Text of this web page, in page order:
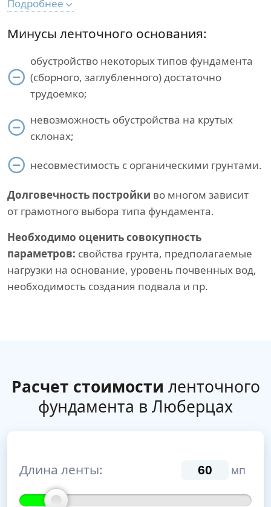
Подробнее
Минусы ленточного основания:
обустройство некоторых типов фундамента
(сборного, заглубленного) достаточно
трудоемко;
невозможность обустройства на крутых
склонах;
несовместимость с органическими грунтами.
Долговечность постройки во многом зависит
от грамотного выбора типа фундамента.
Необходимо оценить совокупность
параметров: свойства грунта, предполагаемые
нагрузки на основание, уровень почвенных вод,
необходимость создания подвала и пр.
Расчет стоимости ленточного
фундамента в Люберцах
Длина ленты: мп